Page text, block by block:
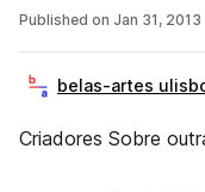
Published on Jan 31, 2013
belas-artes
Criadores Sobre